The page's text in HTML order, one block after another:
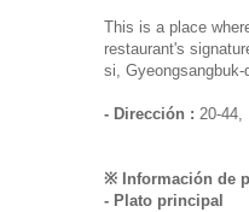
This is a place
restaurant's
si, Gyeongsangbuk-
- Dirección : 20-44,
※ Información de
- Plato principal